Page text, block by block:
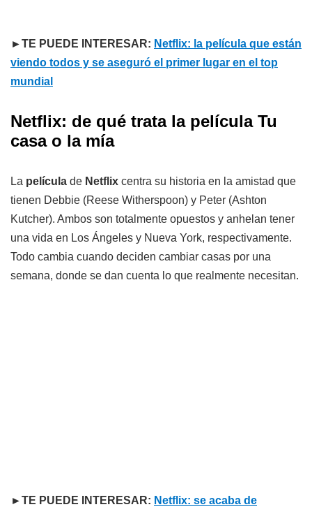
►TE PUEDE INTERESAR: Netflix: la película que están
viendo todos y se aseguró el primer lugar en el top
mundial
Netflix: de qué trata la película Tu
casa o la mía
La película de Netflix centra su historia en la amistad que
tienen Debbie (Reese Witherspoon) y Peter (Ashton
Kutcher). Ambos son totalmente opuestos y anhelan tener
una vida en Los Ángeles y Nueva York, respectivamente.
Todo cambia cuando deciden cambiar casas por una
semana, donde se dan cuenta lo que realmente necesitan.
►TE PUEDE INTERESAR: Netflix: se acaba de